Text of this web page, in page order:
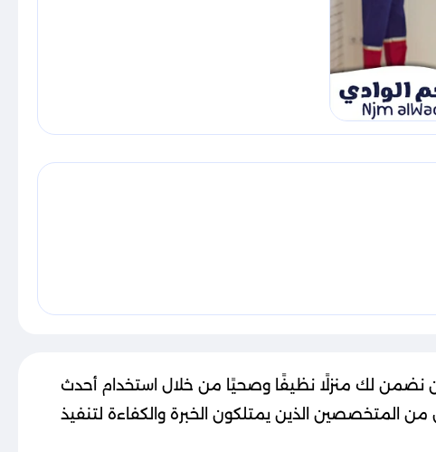
نضمن لك منزلًا نظيفًا وصحيًا من خلال استخدام أحدث
من المتخصصين الذين يمتلكون الخبرة والكفاءة لتنفيذ